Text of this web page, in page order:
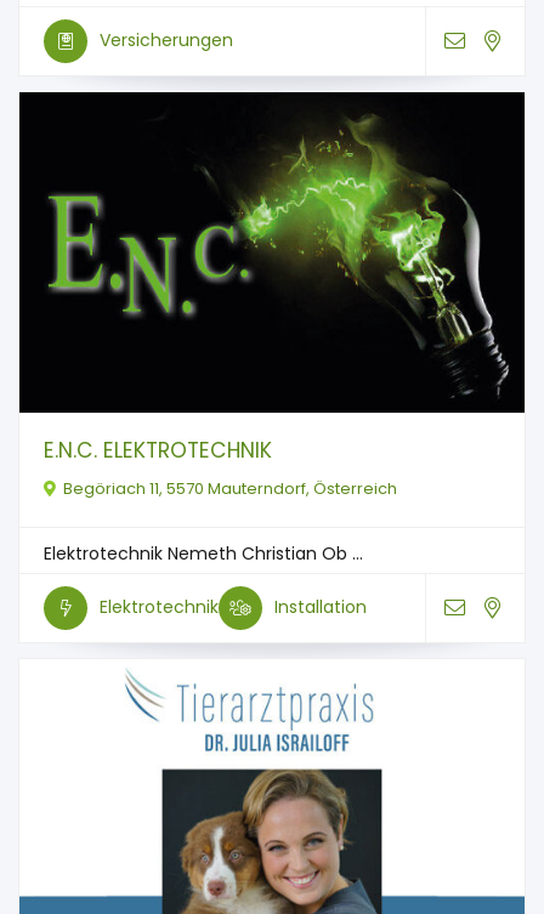
Versicherungen
E.N.C. ELEKTROTECHNIK
Begöriach 11, 5570 Mauterndorf, Österreich
Elektrotechnik Nemeth Christian Ob ...
Elektrotechnik Installation